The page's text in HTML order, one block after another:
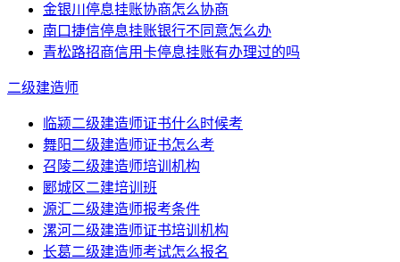
金银川停息挂账协商怎么协商
南口捷信停息挂账银行不同意怎么办
青松路招商信用卡停息挂账有办理过的吗
二级建造师
临颍二级建造师证书什么时候考
舞阳二级建造师证书怎么考
召陵二级建造师培训机构
郾城区二建培训班
源汇二级建造师报考条件
漯河二级建造师证书培训机构
长葛二级建造师考试怎么报名